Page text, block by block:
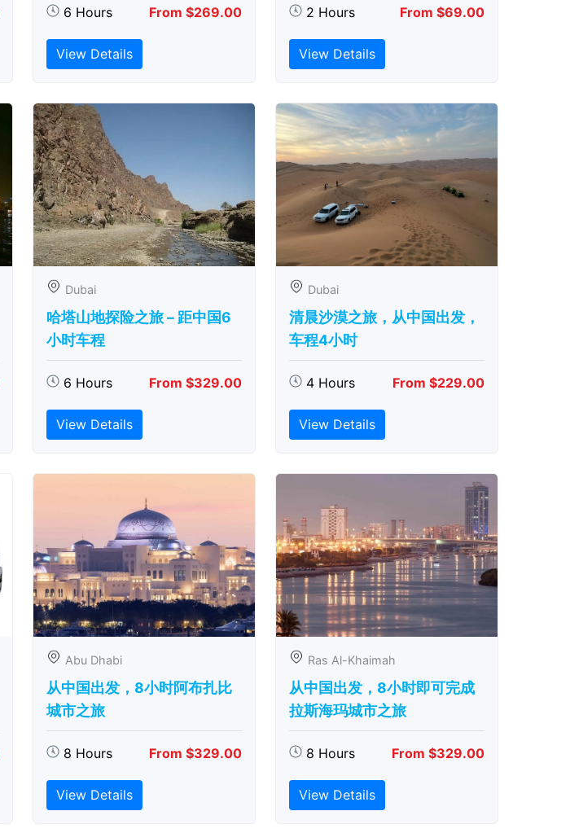
6 Hours From $269.00
View Details
2 Hours From $69.00
View Details
Dubai
哈塔山地探险之旅 – 距中国6
小时车程
6 Hours From $329.00
View Details
Dubai
清晨沙漠之旅，从中国出发，
车程4小时
4 Hours From $229.00
View Details
Abu Dhabi
从中国出发，8小时阿布扎比
城市之旅
8 Hours From $329.00
View Details
Ras Al-Khaimah
从中国出发，8小时即可完成
拉斯海玛城市之旅
8 Hours From $329.00
View Details